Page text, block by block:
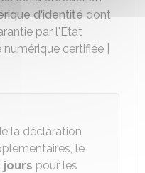
d'identitédont
par l'État
certifiée |
la déclaration
le
jours pour les